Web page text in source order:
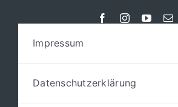
Impressum
Datenschutzerklärung